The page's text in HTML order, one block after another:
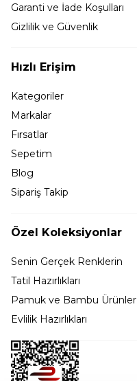
Garanti ve İade Koşulları
Gizlilik ve Güvenlik
Hızlı Erişim
Kategoriler
Markalar
Fırsatlar
Sepetim
Blog
Sipariş Takip
Özel Koleksiyonlar
Senin Gerçek Renklerin
Tatil Hazırlıkları
Pamuk ve Bambu Ürünler
Evlilik Hazırlıkları